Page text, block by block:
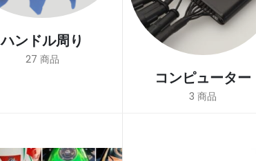
ハンドル周り
27 商品
コンピューター
3 商品